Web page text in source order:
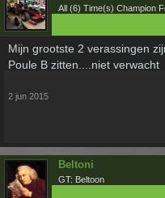
All (6) Time(s) Champion
Mijn grootste 2 verassingen
Poule B zitten....niet verwacht
2 jun 2015
Beltoni
GT: Beltoon